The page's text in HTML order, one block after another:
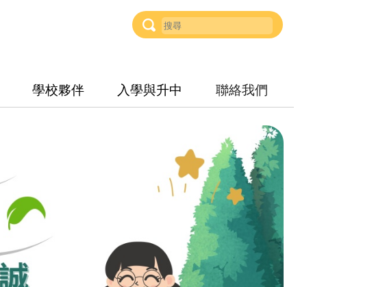
學校夥伴 入學與升中 聯絡我們